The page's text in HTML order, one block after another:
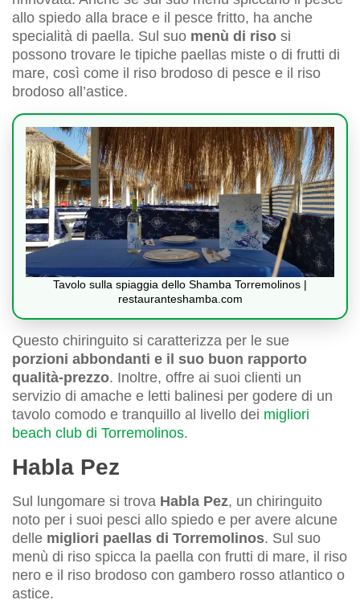
allo spiedo alla brace e il pesce fritto, ha anche
specialità di paella. Sul suo menù di riso si
possono trovare le tipiche paellas miste o di frutti di
mare, così come il riso brodoso di pesce e il riso
brodoso all’astice.
Tavolo sulla spiaggia dello Shamba Torremolinos |
restauranteshamba.com
Questo chiringuito si caratterizza per le sue
porzioni abbondanti e il suo buon rapporto
qualità-prezzo. Inoltre, offre ai suoi clienti un
servizio di amache e letti balinesi per godere di un
tavolo comodo e tranquillo al livello dei migliori
beach club di Torremolinos.
Habla Pez
Sul lungomare si trova Habla Pez, un chiringuito
noto per i suoi pesci allo spiedo e per avere alcune
delle migliori paellas di Torremolinos. Sul suo
menù di riso spicca la paella con frutti di mare, il riso
nero e il riso brodoso con gambero rosso atlantico o
astice.